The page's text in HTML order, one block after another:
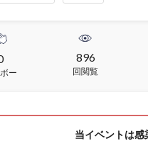
ー
896
回閲覧
当イベントは